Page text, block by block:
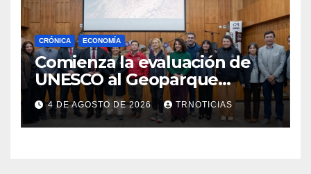
CRÓNICA ECONOMÍA
Comienza la evaluación de
UNESCO al Geoparque
Aspirante Pillanmapu en el
Maule
4 DE AGOSTO DE 2026 TRNOTICIAS